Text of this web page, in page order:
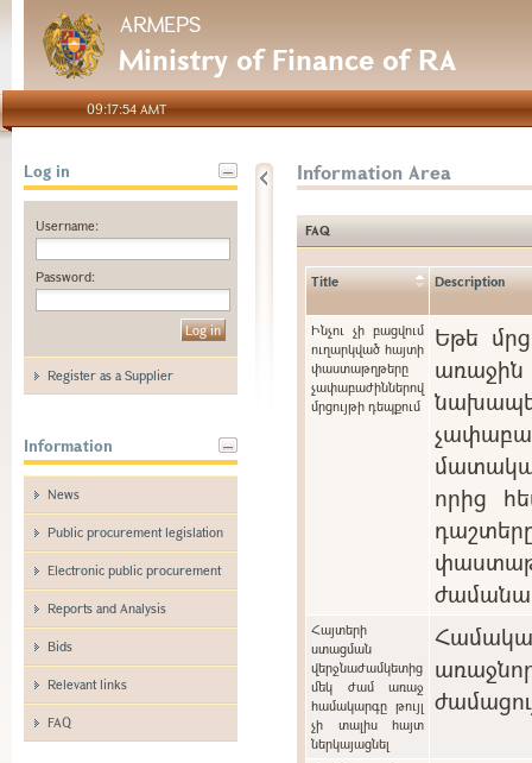
ARMEPS
Ministry of Finance of RA
09:17:54 AMT
Log in
Username:
Password:
Register as a Supplier
Information
News
Public procurement legislation
Electronic public procurement
Reports and Analysis
Bids
Relevant links
FAQ
Information Area
FAQ
Title Description
Ինչու չի բացվում
ուղարկված հայտի
փաստաթղթերը
չափաբաժիններով
մրցույթի դեպքում
Եթե
առաջին
որից
Հայտերի
ստացման
վերջնաժամկետից
մեկ ժամ առաջ
համակարգը թույլ
չի տալիս հայտ
ներկայացնել